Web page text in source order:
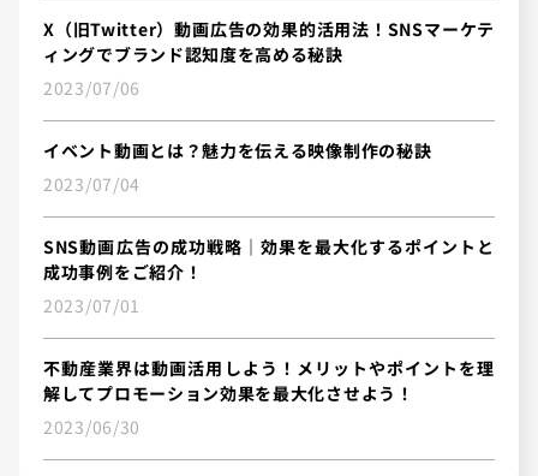
X（旧Twitter）動画広告の効果的活用法！SNSマーケテ
ィングでブランド認知度を高める秘訣
2023/07/06
イベント動画とは？魅力を伝える映像制作の秘訣
2023/07/04
SNS動画広告の成功戦略｜効果を最大化するポイントと
成功事例をご紹介！
2023/07/01
不動産業界は動画活用しよう！メリットやポイントを理
解してプロモーション効果を最大化させよう！
2023/06/30